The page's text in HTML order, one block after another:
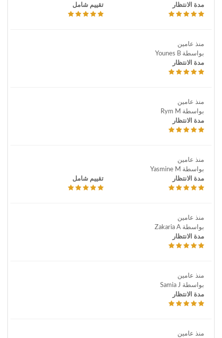
مدة الانتظار
تقييم شامل
منذ عامين
بواسطة Younes B
مدة الانتظار
منذ عامين
بواسطة Rym M
مدة الانتظار
منذ عامين
بواسطة Yasmine M
مدة الانتظار
تقييم شامل
منذ عامين
بواسطة Zakaria A
مدة الانتظار
منذ عامين
بواسطة Samia J
مدة الانتظار
منذ عامين